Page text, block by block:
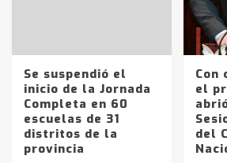
Se suspendió el
inicio de la Jornada
Completa en 60
escuelas de 31
distritos de la
provincia
Con
el
del
Identidad de los
pampeanos que